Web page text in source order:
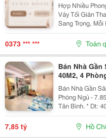
Hợp Nhiều
Váy Tối Giản
Sang Trọng,
Sáng Trong
Sự Kiện Quan
0373 *** *** Toàn
Bán Nhà Gần
40M2, 4
Bán Nhà Gần
Phòng Ngủ - 7.85 Tỷ Nguyễn Trọng Tuyển,
Tân Bình. * Dt:
Tài Lộc * 6 Tầng. ️ 4 Pn
Vị Trí Ô Tô
7,85 tỷ Hồ